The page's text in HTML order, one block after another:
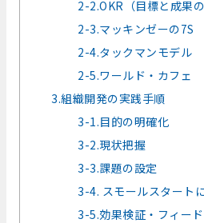
2-2.OKR（目標と成果の
2-3.マッキンゼーの7S
2-4.タックマンモデル
2-5.ワールド・カフェ
3.組織開発の実践手順
3-1.目的の明確化
3-2.現状把握
3-3.課題の設定
3-4. スモールスタート
3-5.効果検証・フィー